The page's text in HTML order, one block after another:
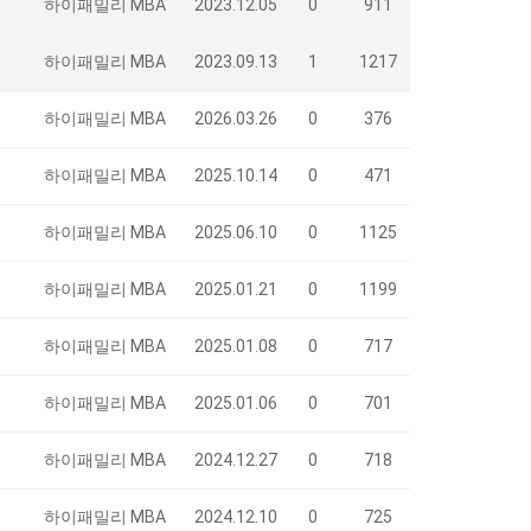
하이패밀리 MBA 2023.12.05 0 911
하이패밀리 MBA 2023.09.13 1 1217
하이패밀리 MBA 2026.03.26 0 376
하이패밀리 MBA 2025.10.14 0 471
하이패밀리 MBA 2025.06.10 0 1125
하이패밀리 MBA 2025.01.21 0 1199
하이패밀리 MBA 2025.01.08 0 717
하이패밀리 MBA 2025.01.06 0 701
하이패밀리 MBA 2024.12.27 0 718
하이패밀리 MBA 2024.12.10 0 725